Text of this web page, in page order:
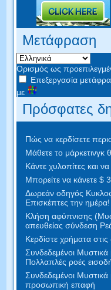
Μετάφραση
Ορισμός ως
Επεξεργασία
με
Πρόσφατες
Πώς να κερδίσετε
Μάθετε το μάρκετινγκ
Κάντε χυλοπίτες και
Μπορείτε να κάνετε $
Δωρεάν οδηγός
Επισκέπτες την ημέρα!
Κλήση αφύπνισης
απευθείας σύνδεση
Κερδίστε χρήματα στις
Συνδεδεμένοι
Πολλαπλές ροές
Συνδεδεμένοι
προσωπική επαφή